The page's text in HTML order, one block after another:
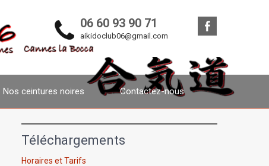
06 60 93 90 71
aikidoclub06@gmail.com
Nos ceintures noires Contactez-nous
Téléchargements
Horaires et Tarifs